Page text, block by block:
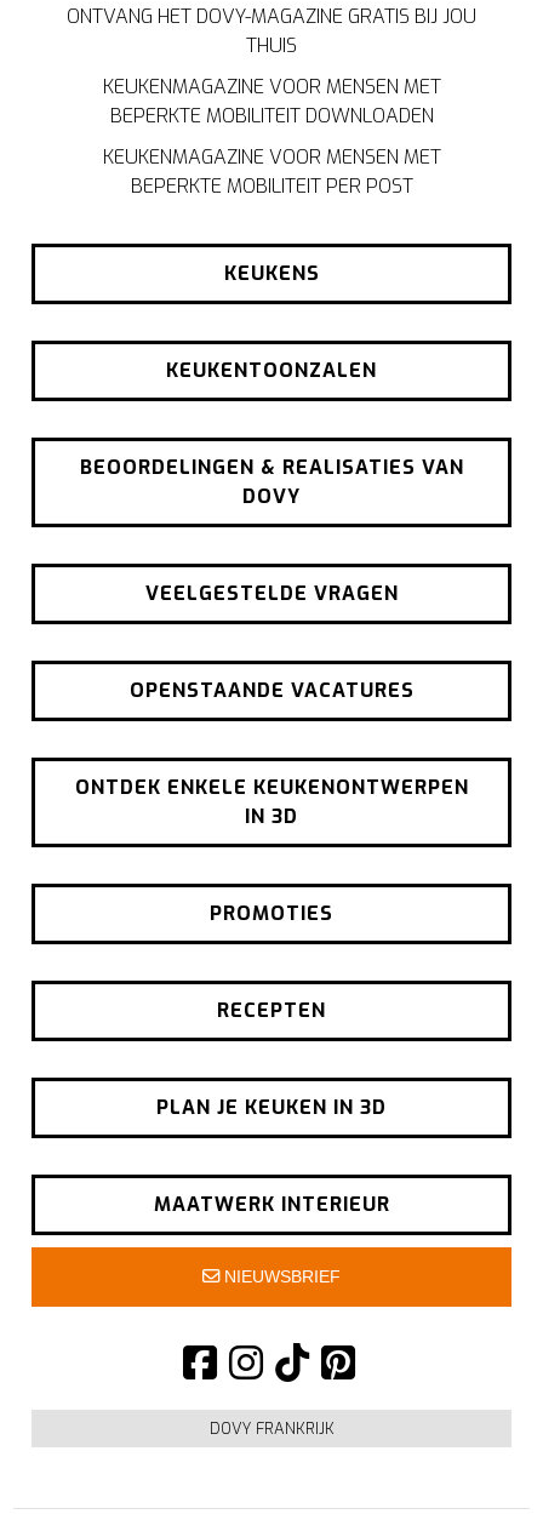
ONTVANG HET DOVY-MAGAZINE GRATIS BIJ JOU
THUIS
KEUKENMAGAZINE VOOR MENSEN MET
BEPERKTE MOBILITEIT DOWNLOADEN
KEUKENMAGAZINE VOOR MENSEN MET
BEPERKTE MOBILITEIT PER POST
KEUKENS
KEUKENTOONZALEN
BEOORDELINGEN & REALISATIES VAN
DOVY
VEELGESTELDE VRAGEN
OPENSTAANDE VACATURES
ONTDEK ENKELE KEUKENONTWERPEN
IN 3D
PROMOTIES
RECEPTEN
PLAN JE KEUKEN IN 3D
MAATWERK INTERIEUR
NIEUWSBRIEF
DOVY FRANKRIJK